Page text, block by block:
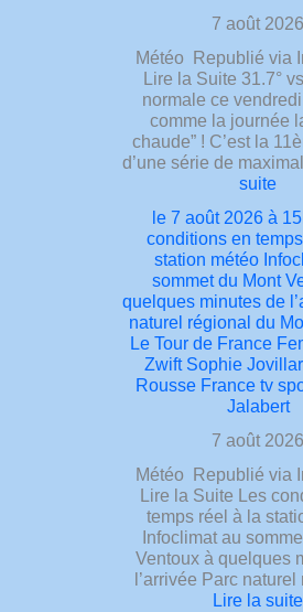
7 août 2026
Météo Republié via
Lire la Suite 31.7°
normale ce
comme la journée
chaude” ! C’est la
d’une série de
suite:
7
à
vs
de
ce
la
la
le 7 août 2026 à
conditions en
station météo
sommet du Mont
quelques minutes de
naturel régional du
Le Tour de France
Zwift Sophie
Rousse France tv
Jalabert
7 août 2026
Météo Republié via
Lire la Suite Les
temps réel à la
Infoclimat au
Ventoux à quelques
l’arrivée Parc
Lire la suite: